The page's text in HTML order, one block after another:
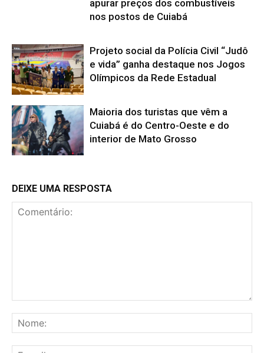
apurar preços dos combustíveis
nos postos de Cuiabá
Projeto social da Polícia Civil “Judô
e vida” ganha destaque nos Jogos
Olímpicos da Rede Estadual
Maioria dos turistas que vêm a
Cuiabá é do Centro-Oeste e do
interior de Mato Grosso
DEIXE UMA RESPOSTA